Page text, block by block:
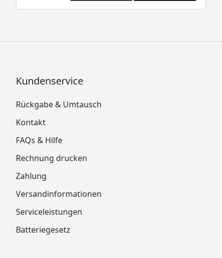
Kundenservice
Rückgabe & Umtausch
Kontakt
FAQs & Hilfe
Rechnung drucken
Zahlung
Versandinformationen
Serviceleistungen
Batteriegesetz